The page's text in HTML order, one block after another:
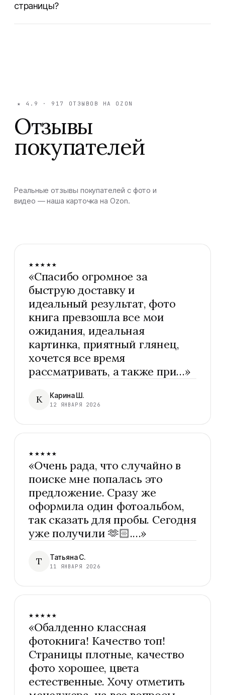
страницы?
★ 4.9 · 917 ОТЗЫВОВ НА OZON
Отзывы
покупателей
Реальные отзывы покупателей с фото и
видео — наша карточка на Ozon.
★★★★★
«Спасибо огромное за
быструю доставку и
идеальный результат, фото
книга превзошла все мои
ожидания, идеальная
картинка, приятный глянец,
хочется все время
рассматривать, а также при…»
К Карина Ш.
12 ЯНВАРЯ 2026
★★★★★
«Очень рада, что случайно в
поиске мне попалась это
предложение. Сразу же
оформила один фотоальбом,
так сказать для пробы. Сегодня
уже получили 🫶🏻.…»
Т Татьяна С.
11 ЯНВАРЯ 2026
★★★★★
«Обалденно классная
фотокнига! Качество топ!
Страницы плотные, качество
фото хорошее, цвета
естественные. Хочу отметить